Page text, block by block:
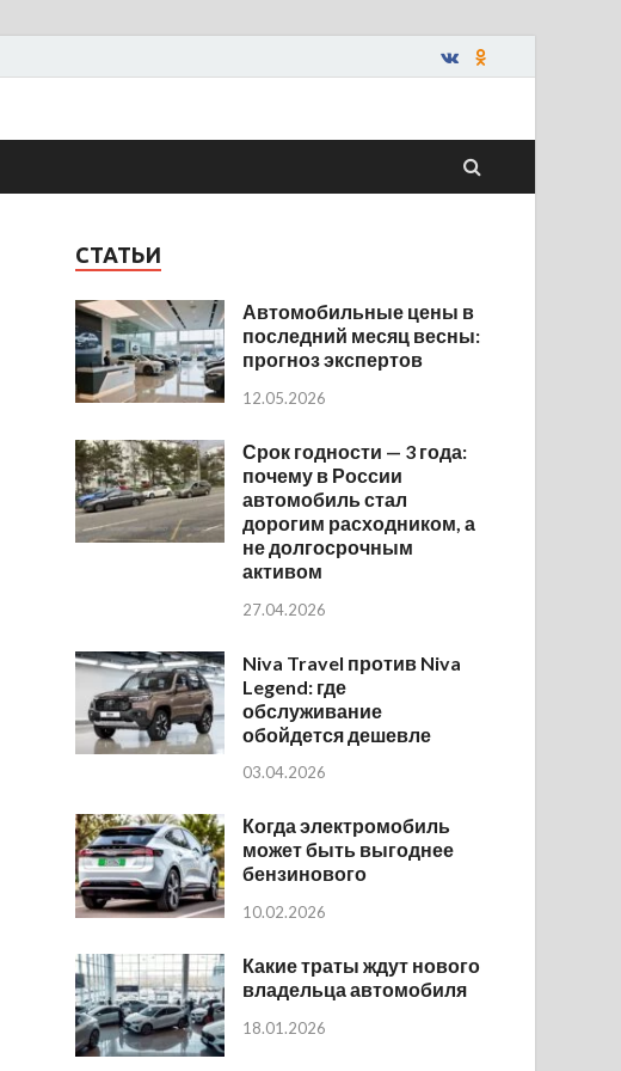
СТАТЬИ
Автомобильные цены в
последний месяц весны:
прогноз экспертов
12.05.2026
Срок годности — 3 года:
почему в России
автомобиль стал
дорогим расходником, а
не долгосрочным
активом
27.04.2026
Niva Travel против Niva
Legend: где
обслуживание
обойдется дешевле
03.04.2026
Когда электромобиль
может быть выгоднее
бензинового
10.02.2026
Какие траты ждут нового
владельца автомобиля
18.01.2026